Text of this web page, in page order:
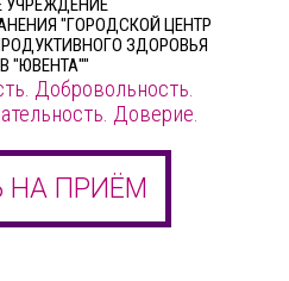
"ГОРОДСКОЙ ЦЕНТР
ЗДОРОВЬЯ
"ЮВЕНТА""
Добровольность.
Доверие.
НА ПРИЁМ